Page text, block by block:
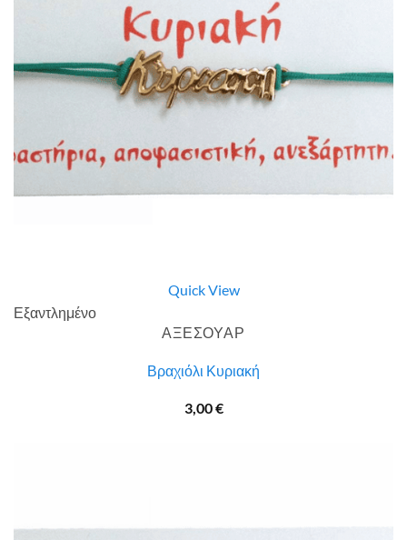
Quick View
Εξαντλημένο
ΑΞΕΣΟΥΑΡ
Βραχιόλι Κυριακή
3,00€